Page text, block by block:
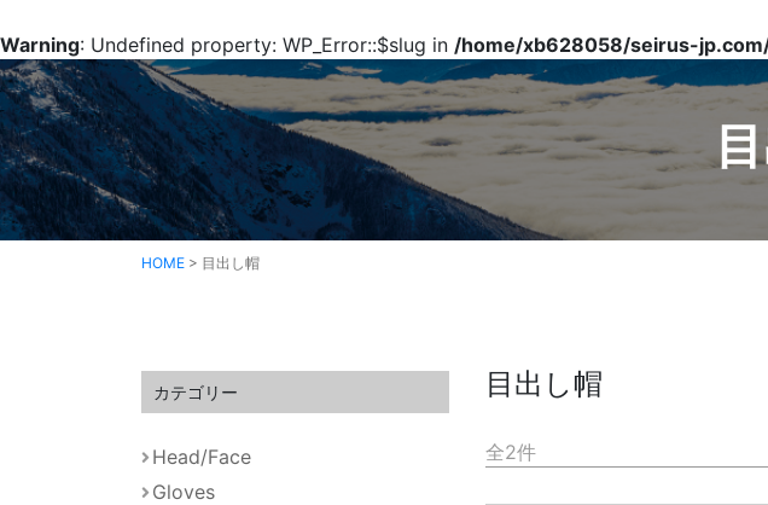
Warning: Undefined property: WP_Error::$slug in /home/xb628058/seirus-
HOME > 目出し帽
目出し帽
全2件
カテゴリー
Head/Face
Gloves